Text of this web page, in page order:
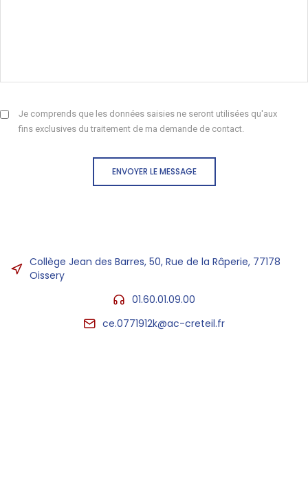
Je comprends que les données saisies ne seront utilisées qu'aux
fins exclusives du traitement de ma demande de contact.
ENVOYER LE MESSAGE
Collège Jean des Barres, 50, Rue de la Râperie, 77178
Oissery
01.60.01.09.00
ce.0771912k@ac-creteil.fr